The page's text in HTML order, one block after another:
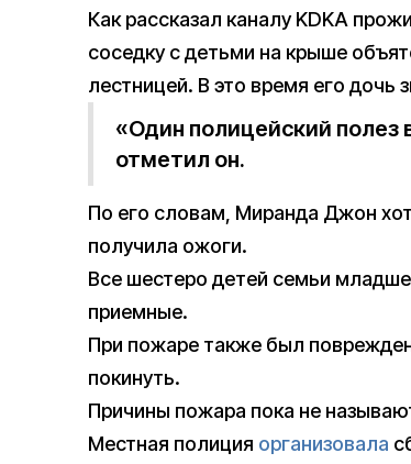
Как рассказал каналу KDKA
соседку с детьми на крыше
лестницей. В это время его дочь
«Один полицейский
отметил он.
По его словам, Миранда Джон
получила ожоги.
Все шестеро детей семьи
приемные.
При пожаре также был
покинуть.
Причины пожара пока не
Местная полиция организовала